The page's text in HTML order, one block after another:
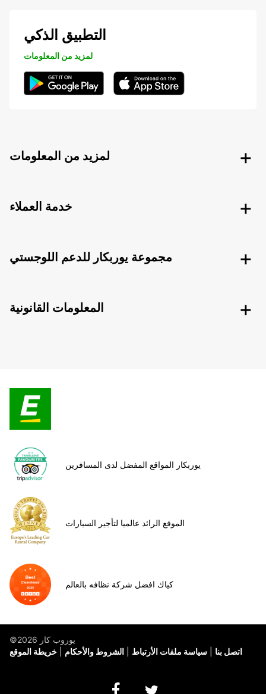
التطبيق الذكي
لمزيد من المعلومات
لمزيد من المعلومات
خدمة العملاء
مجموعة يوربكار للدعم اللوجستي
المعلومات القانونية
يوربكار المواقع المفضل لدى المسافرين
الموقع الرائد عالميا لتأجير السيارات
كياك افضل شركة نظافه بالعالم
©يوروب كار 2026
خريطة الموقع
الشروط والأحكام سياسة ملفات الأرتباط اتصل بنا